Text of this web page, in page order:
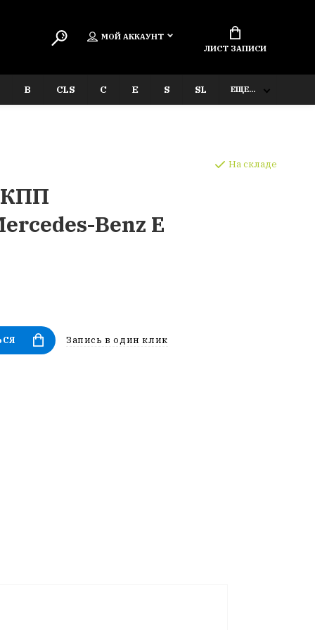
МОЙ АККАУНТ
ЛИСТ ЗАПИСИ
B CLS C E S SL ЕЩЕ...
КПП
Benz E
На складе
Запись в один клик